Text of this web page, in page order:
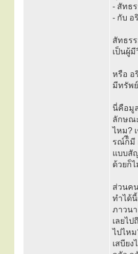
- สัทธ
- กับ อ
สัทธร
เป็นผู้
หรือ อ
มีทรัพ
นี่คือมู
ลักษณ
ไหม?
รณ์ก็ีมี
แบบสั
ด้วยก็
ส่วนค
ทำได้
ภาวน
เลยไ
ไปไหม
เสบีย